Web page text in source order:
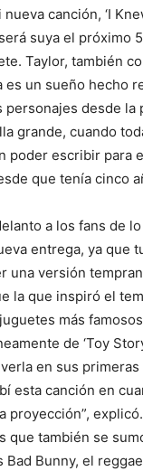
canción, ‘I
suya el próximo
Taylor, también
es un sueño hecho
personajes desde la
grande, cuando
poder escribir para
que tenía cinco
a los fans de
entrega, ya que
una versión
la que inspiró el
más
de ‘Toy
en sus primeras
esta canción en
proyección”, explicó.
que también se
Bad Bunny, el